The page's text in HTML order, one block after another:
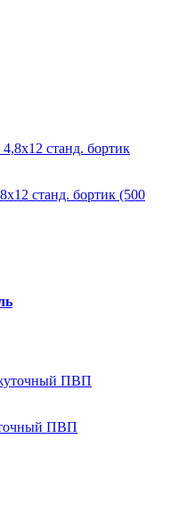
станд. бортик (500
ПВП